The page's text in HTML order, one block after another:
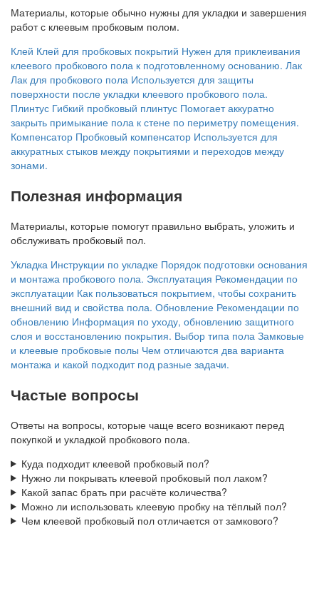
Материалы, которые обычно нужны для укладки и завершения
работ с клеевым пробковым полом.
Клей Клей для пробковых покрытий Нужен для приклеивания
клеевого пробкового пола к подготовленному основанию. Лак
Лак для пробкового пола Используется для защиты
поверхности после укладки клеевого пробкового пола.
Плинтус Гибкий пробковый плинтус Помогает аккуратно
закрыть примыкание пола к стене по периметру помещения.
Компенсатор Пробковый компенсатор Используется для
аккуратных стыков между покрытиями и переходов между
зонами.
Полезная информация
Материалы, которые помогут правильно выбрать, уложить и
обслуживать пробковый пол.
Укладка Инструкции по укладке Порядок подготовки основания
и монтажа пробкового пола. Эксплуатация Рекомендации по
эксплуатации Как пользоваться покрытием, чтобы сохранить
внешний вид и свойства пола. Обновление Рекомендации по
обновлению Информация по уходу, обновлению защитного
слоя и восстановлению покрытия. Выбор типа пола Замковые
и клеевые пробковые полы Чем отличаются два варианта
монтажа и какой подходит под разные задачи.
Частые вопросы
Ответы на вопросы, которые чаще всего возникают перед
покупкой и укладкой пробкового пола.
Куда подходит клеевой пробковый пол?
Нужно ли покрывать клеевой пробковый пол лаком?
Какой запас брать при расчёте количества?
Можно ли использовать клеевую пробку на тёплый пол?
Чем клеевой пробковый пол отличается от замкового?